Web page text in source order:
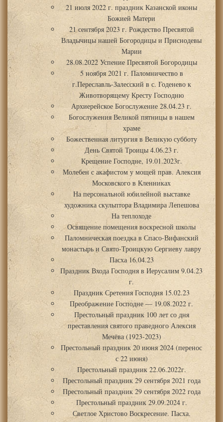
21 июля 2022 г. праздник Казанской иконы
Божией Матери
21 сентября 2023 г. Рождество Пресвятой
Владычицы нашей Богородицы и Приснодевы
Марии
28.08.2022 Успение Пресвятой Богородицы
5 ноября 2021 г. Паломничество в
г.Переславль-Залесский в с. Годенево к
Животворящему Кресту Господню
Архиерейское Богослужение 28.04.23 г.
Богослужения Великой пятницы в нашем
храме
Божественная литургия в Великую субботу
День Святой Троицы 4.06.23 г.
Крещение Господне, 19.01.2023г.
Молебен с акафистом у мощей прав. Алексия
Московского в Кленниках
На персональной юбилейной выставке
художника скульптора Владимира Лепешова
На теплоходе
Освящение помещения воскресной школы
Паломническая поездка в Спасо-Вифанский
монастырь и Свято-Троицкую Сергиеву лавру
Пасха 16.04.23
Праздник Входа Господня в Иерусалим 9.04.23
г.
Праздник Сретения Господня 15.02.23
Преображение Господне — 19.08.2022 г.
Престольный праздник 100 лет со дня
преставления святого праведного Алексия
Мечёва (1923-2023)
Престольный праздник 20 июня 2024 (перенос
с 22 июня)
Престольный праздник 22.06.2022г.
Престольный праздник 29 сентября 2021 года
Престольный праздник 29 сентября 2022 года
Престольный праздник 29.09.2024 г.
Светлое Христово Воскресение. Пасха.